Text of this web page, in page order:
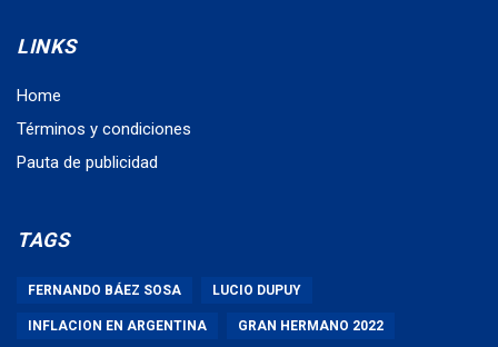
LINKS
Home
Términos y condiciones
Pauta de publicidad
TAGS
FERNANDO BÁEZ SOSA LUCIO DUPUY
INFLACION EN ARGENTINA GRAN HERMANO 2022